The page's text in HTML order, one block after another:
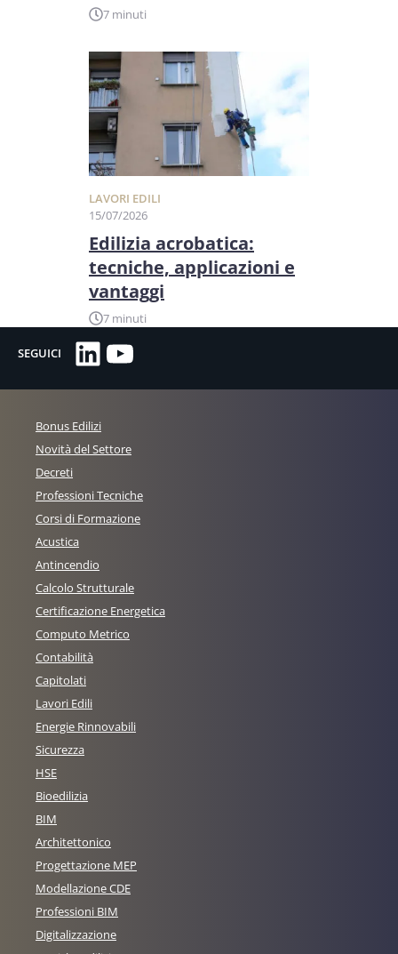
7 minuti
LAVORI EDILI
15/07/2026
Edilizia acrobatica:
tecniche, applicazioni e
vantaggi
7 minuti
SEGUICI LinkedIn
YouTube
Bonus Edilizi
Novità del Settore
Decreti
Professioni Tecniche
Corsi di Formazione
Acustica
Antincendio
Calcolo Strutturale
Certificazione Energetica
Computo Metrico
Contabilità
Capitolati
Lavori Edili
Energie Rinnovabili
Sicurezza
HSE
Bioedilizia
BIM
Architettonico
Progettazione MEP
Modellazione CDE
Professioni BIM
Digitalizzazione